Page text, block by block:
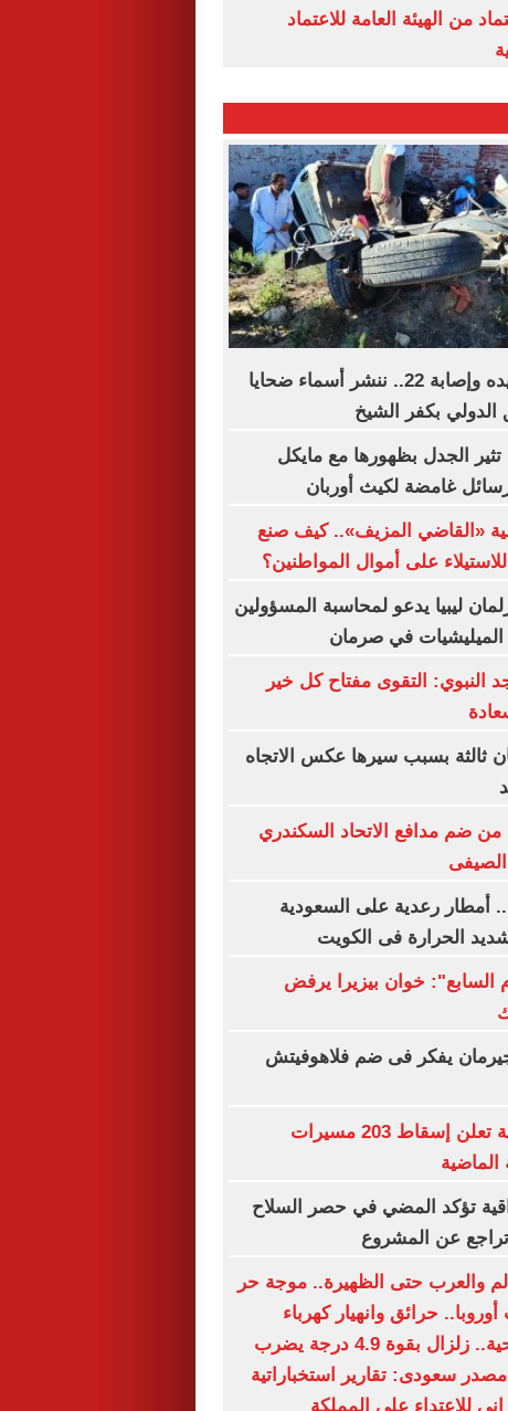
من الهيئة العامة للاعتماد
بعد مصرع سيده وإصابة 22.. ننشر أسماء ضحايا
بكفر الشيخ
تثير الجدل بظهورها مع مايكل
غامضة لكيث أوربان
«القاضي المزيف».. كيف صنع
على أموال المواطنين؟
ليبيا يدعو لمحاسبة المسؤولين
في صرمان
التقوى مفتاح كل خير
ثالثة بسبب سيرها عكس الاتجاه
ضم مدافع الاتحاد السكندري
الصيفى
أمطار رعدية على السعودية
الحرارة فى الكويت
السابع": خوان بيزيرا يرفض
يفكر فى ضم فلاهوفيتش
الدفاع الروسية تعلن إسقاط 203 مسيرات
الماضية
تؤكد المضي في حصر السلاح
تراجع عن المشروع
والعرب حتى الظهيرة.. موجة حر
حرائق وانهيار كهرباء
وتحذيرات صحية.. زلزال بقوة 4.9 درجة يضرب
سعودى: تقارير استخباراتية
للاعتداء على المملكة